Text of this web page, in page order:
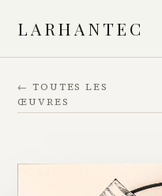
LARHANTEC
← TOUTES LES
ŒUVRES